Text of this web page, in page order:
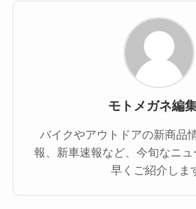
モトメガネ編
バイクやアウトドアの新商品
報、新車速報など、今旬なニ
早くご紹介しま